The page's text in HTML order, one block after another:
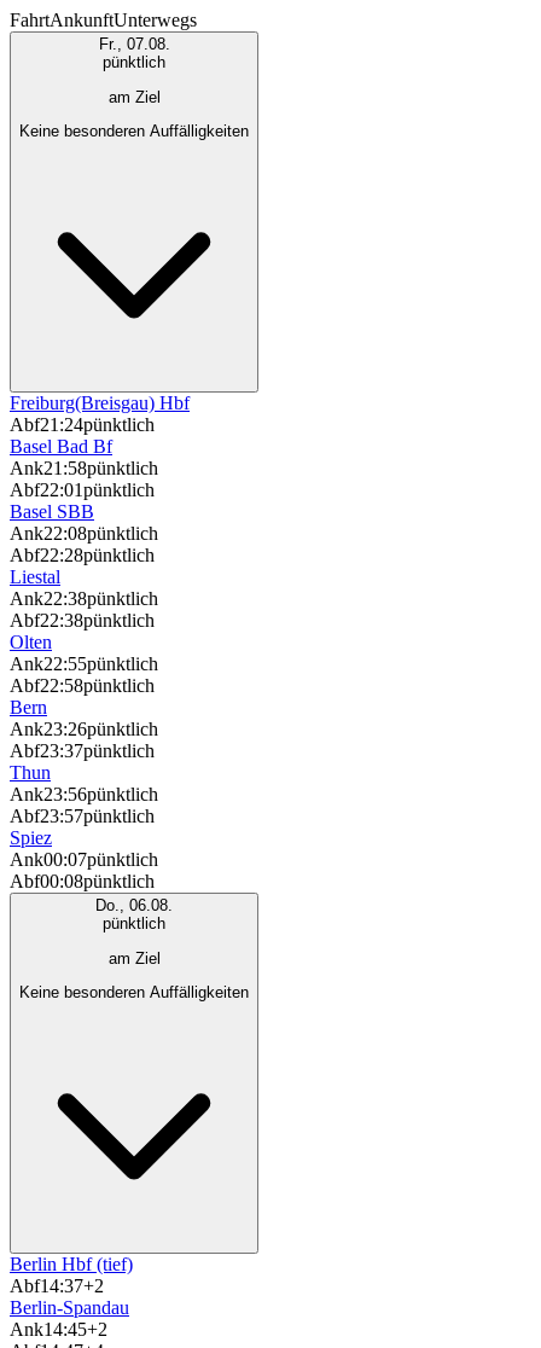
FahrtAnkunftUnterwegs
Fr., 07.08.
pünktlich
am Ziel
Keine besonderen Auffälligkeiten
Freiburg(Breisgau) Hbf
Abf21:24pünktlich
Basel Bad Bf
Ank21:58pünktlich
Abf22:01pünktlich
Basel SBB
Ank22:08pünktlich
Abf22:28pünktlich
Liestal
Ank22:38pünktlich
Abf22:38pünktlich
Olten
Ank22:55pünktlich
Abf22:58pünktlich
Bern
Ank23:26pünktlich
Abf23:37pünktlich
Thun
Ank23:56pünktlich
Abf23:57pünktlich
Spiez
Ank00:07pünktlich
Abf00:08pünktlich
Do., 06.08.
pünktlich
am Ziel
Keine besonderen Auffälligkeiten
Berlin Hbf (tief)
Abf14:37+2
Berlin-Spandau
Ank14:45+2